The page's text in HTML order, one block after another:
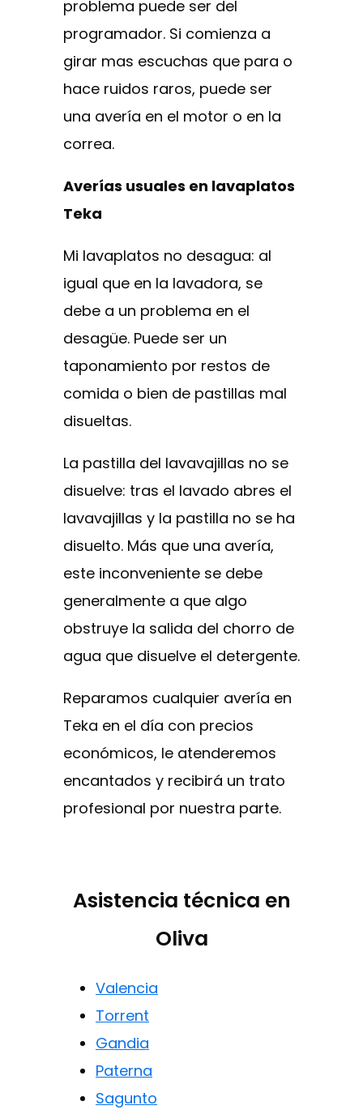
problema puede ser del
programador. Si comienza a
girar mas escuchas que para o
hace ruidos raros, puede ser
una avería en el motor o en la
correa.
Averías usuales en lavaplatos
Teka
Mi lavaplatos no desagua: al
igual que en la lavadora, se
debe a un problema en el
desagüe. Puede ser un
taponamiento por restos de
comida o bien de pastillas mal
disueltas.
La pastilla del lavavajillas no se
disuelve: tras el lavado abres el
lavavajillas y la pastilla no se ha
disuelto. Más que una avería,
este inconveniente se debe
generalmente a que algo
obstruye la salida del chorro de
agua que disuelve el detergente.
Reparamos cualquier avería en
Teka en el día con precios
económicos, le atenderemos
encantados y recibirá un trato
profesional por nuestra parte.
Asistencia técnica en
Oliva
Valencia
Torrent
Gandia
Paterna
Sagunto